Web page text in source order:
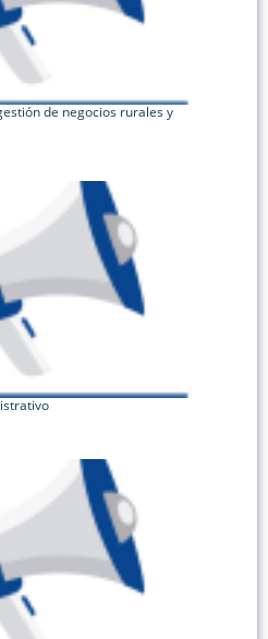
de negocios rurales y